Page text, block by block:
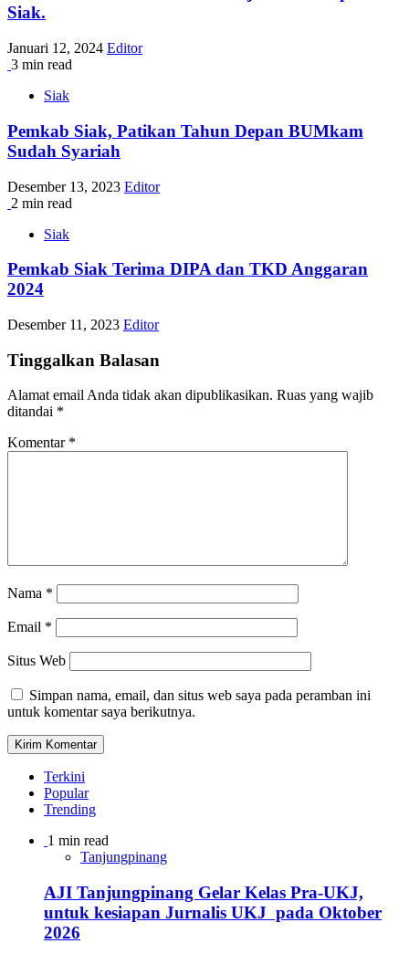
Siak.
Januari 12, 2024 Editor
3 min read
Siak
Pemkab Siak, Patikan Tahun Depan BUMkam
Sudah Syariah
Desember 13, 2023 Editor
2 min read
Siak
Pemkab Siak Terima DIPA dan TKD Anggaran
2024
Desember 11, 2023 Editor
Tinggalkan Balasan
Alamat email Anda tidak akan dipublikasikan. Ruas yang wajib
ditandai *
Komentar *
Nama *
Email *
Situs Web
Simpan nama, email, dan situs web saya pada peramban ini
untuk komentar saya berikutnya.
Terkini
Popular
Trending
1 min read
Tanjungpinang
AJI Tanjungpinang Gelar Kelas Pra-UKJ,
untuk kesiapan Jurnalis UKJ pada Oktober
2026